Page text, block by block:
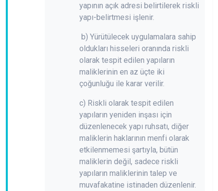
yapının açık adresi belirtilerek riskli
yapı-belirtmesi işlenir.
b) Yürütülecek uygulamalara sahip
oldukları hisseleri oranında riskli
olarak tespit edilen yapıların
maliklerinin en az üçte iki
çoğunluğu ile karar verilir.
c) Riskli olarak tespit edilen
yapıların yeniden inşası için
düzenlenecek yapı ruhsatı, diğer
maliklerin haklarının menfi olarak
etkilenmemesi şartıyla, bütün
maliklerin değil, sadece riskli
yapıların maliklerinin talep ve
muvafakatine istinaden düzenlenir.